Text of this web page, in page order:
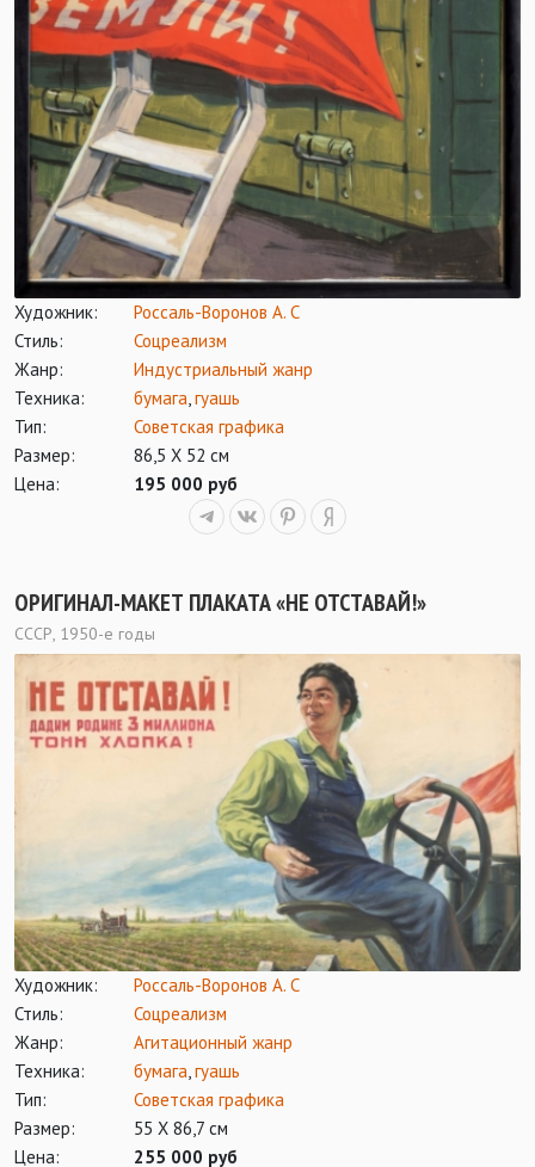
Художник:
Россаль-Воронов А. С
Стиль:
Соцреализм
Жанр:
Индустриальный жанр
Техника:
бумага,гуашь
Тип:
Советская графика
Размер:
86,5 Х 52 см
Цена:
195 000 руб
ОРИГИНАЛ-МАКЕТ ПЛАКАТА «НЕ ОТСТАВАЙ!»
СССР, 1950-е годы
Художник:
Россаль-Воронов А. С
Стиль:
Соцреализм
Жанр:
Агитационный жанр
Техника:
бумага,гуашь
Тип:
Советская графика
Размер:
55 Х 86,7 см
Цена:
255 000 руб